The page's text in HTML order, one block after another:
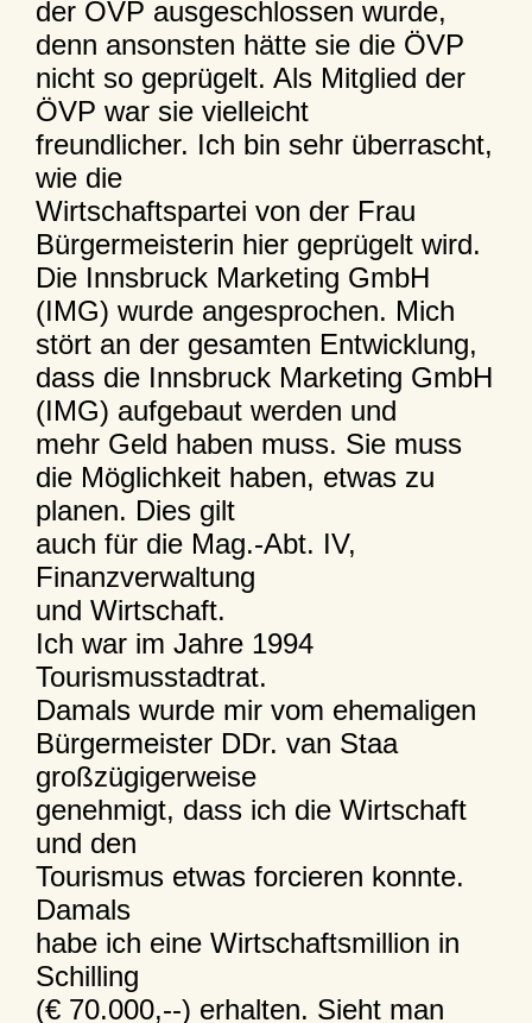
der ÖVP ausgeschlossen wurde,
denn ansonsten hätte sie die ÖVP
nicht so geprügelt. Als Mitglied der
ÖVP war sie vielleicht
freundlicher. Ich bin sehr überrascht,
wie die
Wirtschaftspartei von der Frau
Bürgermeisterin hier geprügelt wird.
Die Innsbruck Marketing GmbH
(IMG) wurde angesprochen. Mich
stört an der gesamten Entwicklung,
dass die Innsbruck Marketing GmbH
(IMG) aufgebaut werden und
mehr Geld haben muss. Sie muss
die Möglichkeit haben, etwas zu
planen. Dies gilt
auch für die Mag.-Abt. IV,
Finanzverwaltung
und Wirtschaft.
Ich war im Jahre 1994
Tourismusstadtrat.
Damals wurde mir vom ehemaligen
Bürgermeister DDr. van Staa
großzügigerweise
genehmigt, dass ich die Wirtschaft
und den
Tourismus etwas forcieren konnte.
Damals
habe ich eine Wirtschaftsmillion in
Schilling
(€ 70.000,--) erhalten. Sieht man